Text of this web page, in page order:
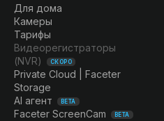
Для дома
Камеры
Тарифы
Видеорегистраторы
(NVR)
СКОРО
Private Cloud | Faceter
Storage
AI агент
BETA
Faceter ScreenCam BETA